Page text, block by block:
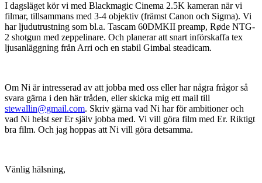
I dagsläget kör vi med Blackmagic Cinema 2.5K kameran när vi
filmar, tillsammans med 3-4 objektiv (främst Canon och Sigma). Vi
har ljudutrustning som bl.a. Tascam 60DMKII preamp, Røde NTG-
2 shotgun med zeppelinare. Och planerar att snart införskaffa tex
ljusanläggning från Arri och en stabil Gimbal steadicam.
Om Ni är intresserad av att jobba med oss eller har några frågor så
svara gärna i den här tråden, eller skicka mig ett mail till
stewallin@gmail.com. Skriv gärna vad Ni har för ambitioner och
vad Ni helst ser Er själv jobba med. Vi vill göra film med Er. Riktigt
bra film. Och jag hoppas att Ni vill göra detsamma.
Vänlig hälsning,